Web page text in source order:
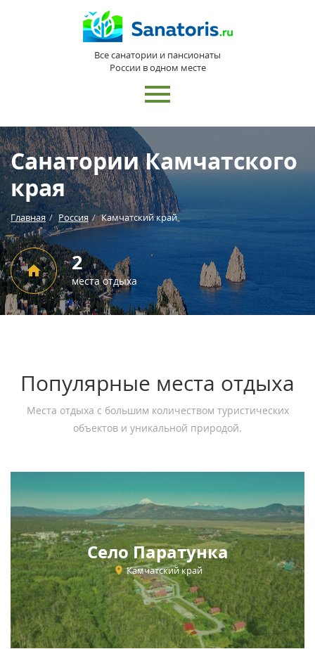
Все санатории и пансионаты
России в одном месте
Санатории Камчатского
края
Главная Россия Камчатский край
2
места отдыха
Популярные места отдыха
Места отдыха с большим количеством туристических
объектов и уникальной природой.
Село Паратунка
Камчатский край